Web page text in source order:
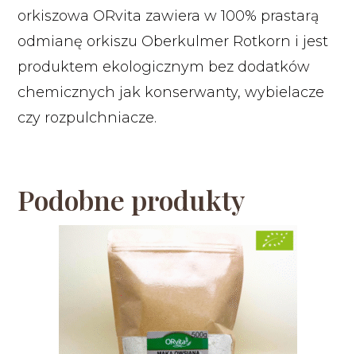
orkiszowa ORvita zawiera w 100% prastarą
odmianę orkiszu Oberkulmer Rotkorn i jest
produktem ekologicznym bez dodatków
chemicznych jak konserwanty, wybielacze
czy rozpulchniacze.
Podobne produkty